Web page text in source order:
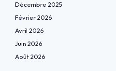
Décembre 2025
Février 2026
Avril 2026
Juin 2026
Août 2026